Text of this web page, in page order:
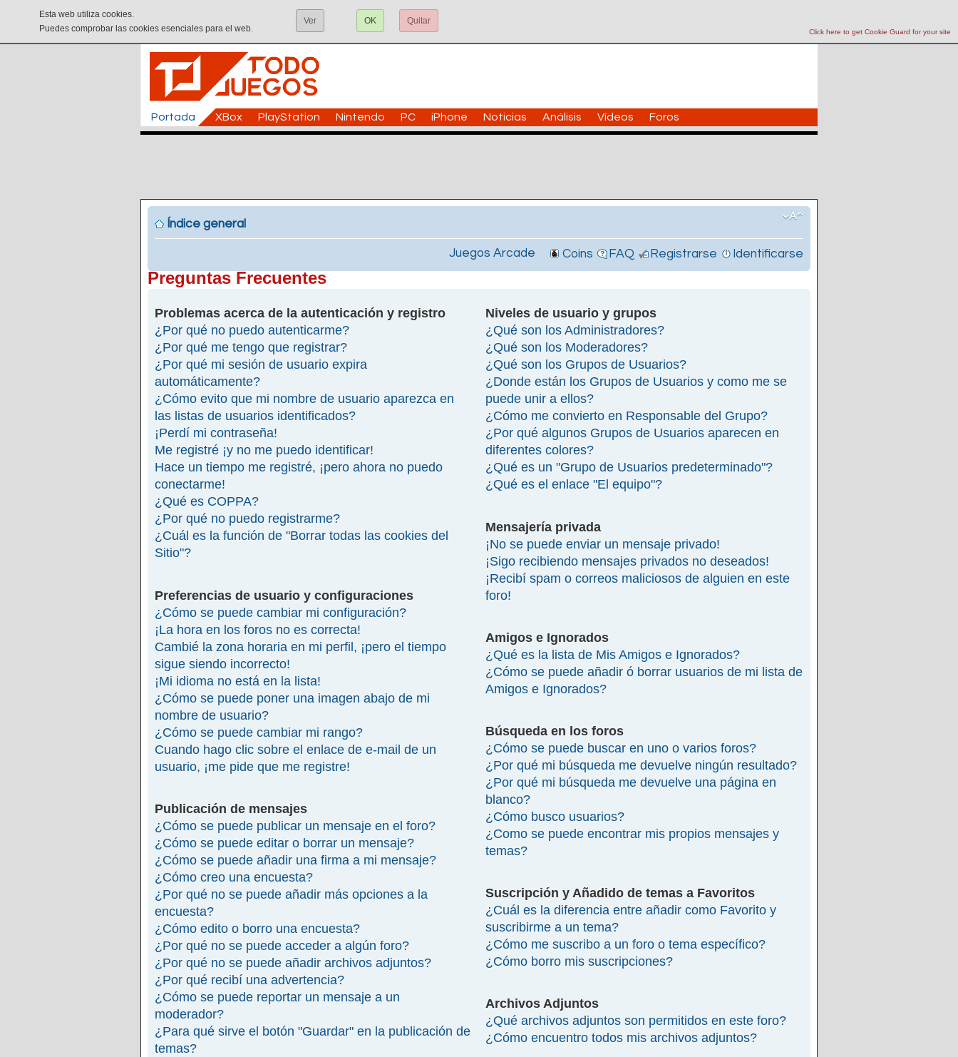
Click here to get Cookie Guard for your site
Esta web utiliza cookies.
Puedes comprobar las cookies esenciales para el web.
Ver OK Quitar
Portada XBox PlayStation Nintendo PC iPhone Noticias Análisis Vídeos Foros
Índice general
Juegos Arcade Coins FAQ Registrarse Identificarse
Preguntas Frecuentes
Problemas acerca de la autenticación y registro
¿Por qué no puedo autenticarme?
¿Por qué me tengo que registrar?
¿Por qué mi sesión de usuario expira
automáticamente?
¿Cómo evito que mi nombre de usuario aparezca en
las listas de usuarios identificados?
¡Perdí mi contraseña!
Me registré ¡y no me puedo identificar!
Hace un tiempo me registré, ¡pero ahora no puedo
conectarme!
¿Qué es COPPA?
¿Por qué no puedo registrarme?
¿Cuál es la función de "Borrar todas las cookies del
Sitio"?
Preferencias de usuario y configuraciones
¿Cómo se puede cambiar mi configuración?
¡La hora en los foros no es correcta!
Cambié la zona horaria en mi perfil, ¡pero el tiempo
sigue siendo incorrecto!
¡Mi idioma no está en la lista!
¿Cómo se puede poner una imagen abajo de mi
nombre de usuario?
¿Cómo se puede cambiar mi rango?
Cuando hago clic sobre el enlace de e-mail de un
usuario, ¡me pide que me registre!
Publicación de mensajes
¿Cómo se puede publicar un mensaje en el foro?
¿Cómo se puede editar o borrar un mensaje?
¿Cómo se puede añadir una firma a mi mensaje?
¿Cómo creo una encuesta?
¿Por qué no se puede añadir más opciones a la
encuesta?
¿Cómo edito o borro una encuesta?
¿Por qué no se puede acceder a algún foro?
¿Por qué no se puede añadir archivos adjuntos?
¿Por qué recibí una advertencia?
¿Cómo se puede reportar un mensaje a un
moderador?
¿Para qué sirve el botón "Guardar" en la publicación de
temas?
Niveles de usuario y grupos
¿Qué son los Administradores?
¿Qué son los Moderadores?
¿Qué son los Grupos de Usuarios?
¿Donde están los Grupos de Usuarios y como me se
puede unir a ellos?
¿Cómo me convierto en Responsable del Grupo?
¿Por qué algunos Grupos de Usuarios aparecen en
diferentes colores?
¿Qué es un "Grupo de Usuarios predeterminado"?
¿Qué es el enlace "El equipo"?
Mensajería privada
¡No se puede enviar un mensaje privado!
¡Sigo recibiendo mensajes privados no deseados!
¡Recibí spam o correos maliciosos de alguien en este
foro!
Amigos e Ignorados
¿Qué es la lista de Mis Amigos e Ignorados?
¿Cómo se puede añadir ó borrar usuarios de mi lista de
Amigos e Ignorados?
Búsqueda en los foros
¿Cómo se puede buscar en uno o varios foros?
¿Por qué mi búsqueda me devuelve ningún resultado?
¿Por qué mi búsqueda me devuelve una página en
blanco?
¿Cómo busco usuarios?
¿Como se puede encontrar mis propios mensajes y
temas?
Suscripción y Añadido de temas a Favoritos
¿Cuál es la diferencia entre añadir como Favorito y
suscribirme a un tema?
¿Cómo me suscribo a un foro o tema específico?
¿Cómo borro mis suscripciones?
Archivos Adjuntos
¿Qué archivos adjuntos son permitidos en este foro?
¿Cómo encuentro todos mis archivos adjuntos?